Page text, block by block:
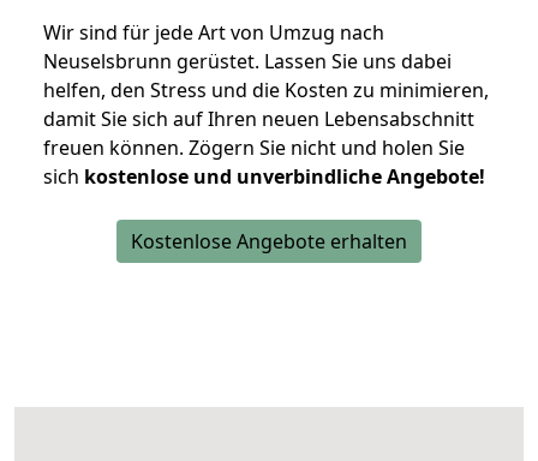
Wir sind für jede Art von Umzug nach
Neuselsbrunn gerüstet. Lassen Sie uns dabei
helfen, den Stress und die Kosten zu minimieren,
damit Sie sich auf Ihren neuen Lebensabschnitt
freuen können. Zögern Sie nicht und holen Sie
sich kostenlose und unverbindliche Angebote!
Kostenlose Angebote erhalten